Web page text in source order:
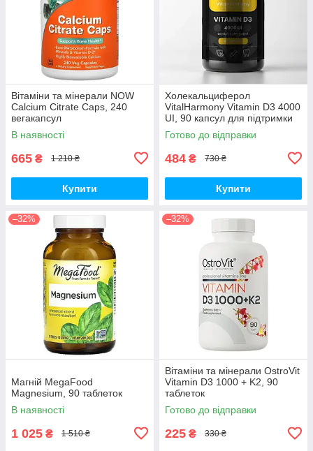
Вітаміни та мінерали NOW
Calcium Citrate Caps, 240
вегакапсул
В наявності
665 ₴ 1 210 ₴
Купити
Холекальциферол
VitalHarmony Vitamin D3 4000
UI, 90 капсул для підтримки
імунної системи
Готово до відправки
484 ₴ 730 ₴
Купити
–32%
Магній MegaFood
Magnesium, 90 таблеток
В наявності
1 025 ₴ 1 510 ₴
–32%
Вітаміни та мінерали OstroVit
Vitamin D3 1000 + K2, 90
таблеток
Готово до відправки
225 ₴ 330 ₴